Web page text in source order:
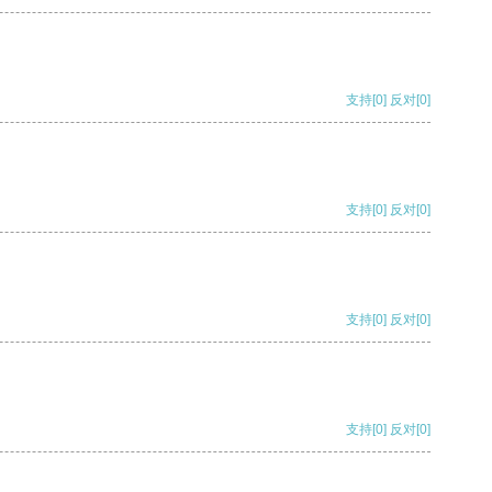
支持[0] 反对[0]
支持[0] 反对[0]
支持[0] 反对[0]
支持[0] 反对[0]